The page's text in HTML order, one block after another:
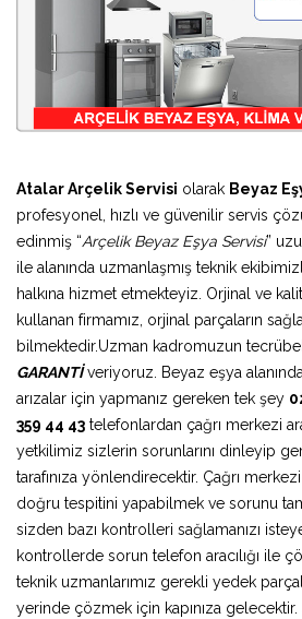
Atalar Arçelik Servisi olarak Beyaz
profesyonel, hızlı ve güvenilir servis
edinmiş “Arçelik Beyaz Eşya Servisi”
ile alanında uzmanlaşmış teknik
halkına hizmet etmekteyiz. Orjinal ve
kullanan firmamız, orjinal parçaların
bilmektedir.Uzman kadromuzun
GARANTİveriyoruz. Beyaz eşya alanında
arızalar için yapmanız gereken tek şey
359 44 43 telefonlardan çağrı merkezi
yetkilimiz sizlerin sorunlarını dinleyip
tarafınıza yönlendirecektir. Çağrı
doğru tespitini yapabilmek ve sorunu
sizden bazı kontrolleri sağlamanızı
kontrollerde sorun telefon aracılığı ile
teknik uzmanlarımız gerekli yedek
yerinde çözmek için kapınıza